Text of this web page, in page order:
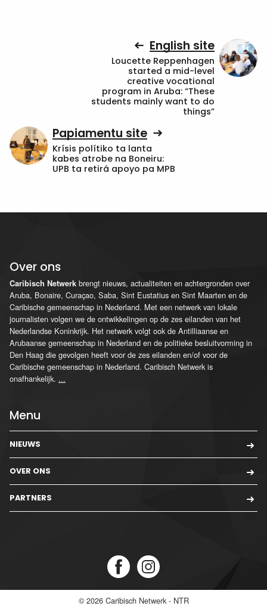
English site
Loucette Reppenhagen
started a mid-level
creative vocational
program in Aruba: “These
students mainly want to do
things”
Papiamentu site
Krísis polítiko ta lanta
kabes atrobe na Boneiru:
UPB ta retirá apoyo pa MPB
Over ons
Caribisch Netwerk brengt nieuws, actualiteiten en achtergronden over
Aruba, Bonaire, Curaçao, Saba, Sint Eustatius en Sint Maarten en de
Caribische gemeenschap in Nederland. Met een netwerk van lokale
journalisten volgen we de ontwikkelingen op de zes eilanden van het
Nederlandse Koninkrijk. Het netwerk volgt ook de Antilliaanse en
Arubaanse gemeenschap in Nederland en de politieke besluitvorming in
Den Haag die gevolgen heeft voor de zes eilanden en/of voor de
Caribische gemeenschap in Nederland. Caribisch Netwerk is
onafhankelijk. ...
Menu
NIEUWS
OVER ONS
PARTNERS
© 2026 Caribisch Netwerk - NTR